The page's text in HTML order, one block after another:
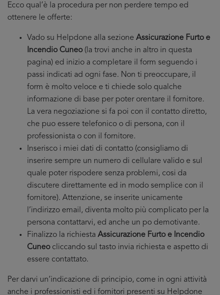
Ecco qual’è la procedura per non perdere tempo ed
ottenere le offerte:
Vado su Helpdone alla sezione Assicurazione Furto e
Incendio Cuneo(la trovi anche in altro in questa
pagina) ed inizio a completare il form seguendo i
passi indicati ad ogni fase. Non ti preoccupare, il
form è molto veloce e ti chiede solo qualche
informazione di base per poter orentare il fornitore.
La vera negoziazione si fa poi con il contatto diretto,
che puo essere telefonico o di persona, con il
professionista o con il fornitore.
Inserisco i miei dati di contatto (consigliamo di
inserire sempre un numero di cellulare valido e sul
quale poter rispodere senza problemi, cosi da
discutere direttamente ed in modo semplice con il
fornitore). Attenzione, se inserite unicamente
l’indirizzo email, diventa molto più complicato per la
persona contattarvi, ed anche un po demotivante.
Finalizzo la richiesta Assicurazione Furto e Incendio
Cuneocliccando sul tasto invia richiesta e aspetto di
essere contattato.
Per darvi un’indicazione di principio, come in ogni attività
anche i professionisti ed i fornitori presenti su Helpdone